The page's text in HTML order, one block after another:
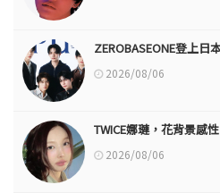
ZEROBASEONE登上日
2026/08/06
TWICE娜璉，花背景感
2026/08/06